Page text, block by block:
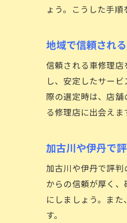
ょう。こうした手順
地域で信頼され
信頼される車修理
し、安定したサー
際の選定時は、店
る修理店に出会えま
加古川や伊丹で
加古川や伊丹で評
からの信頼が厚く
にしましょう。ま
す。